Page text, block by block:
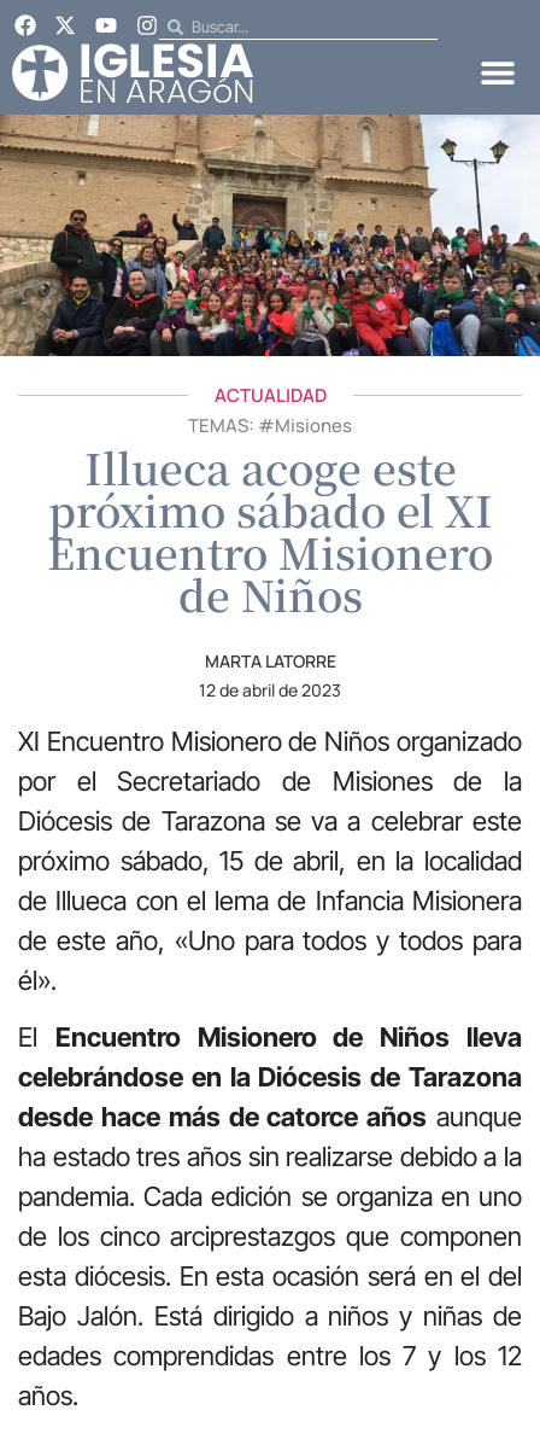
ACTUALIDAD
TEMAS: #Misiones
Illueca acoge este
próximo sábado el XI
Encuentro Misionero
de Niños
MARTA LATORRE
12 de abril de 2023
XI Encuentro Misionero de Niños organizado
por el Secretariado de Misiones de la
Diócesis de Tarazona se va a celebrar este
próximo sábado, 15 de abril, en la localidad
de Illueca con el lema de Infancia Misionera
de este año, «Uno para todos y todos para
él».
El Encuentro Misionero de Niños lleva
celebrándose en la Diócesis de Tarazona
desde hace más de catorce años aunque
ha estado tres años sin realizarse debido a la
pandemia. Cada edición se organiza en uno
de los cinco arciprestazgos que componen
esta diócesis. En esta ocasión será en el del
Bajo Jalón. Está dirigido a niños y niñas de
edades comprendidas entre los 7 y los 12
años.